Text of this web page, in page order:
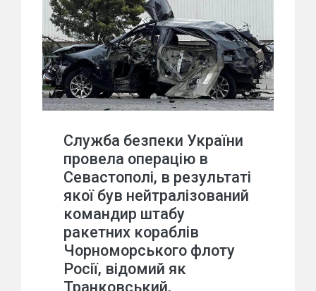
Служба безпеки України
провела операцію в
Севастополі, в результаті
якої був нейтралізований
командир штабу
ракетних кораблів
Чорноморського флоту
Росії, відомий як
Транковський,